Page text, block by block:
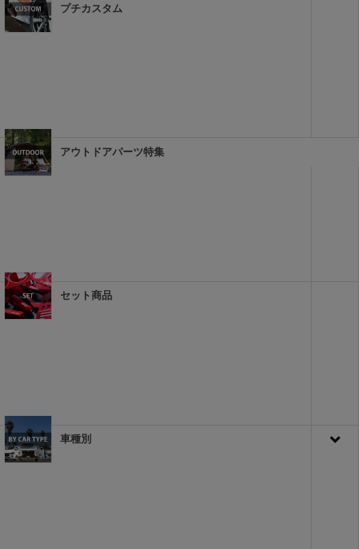
プチカスタム
アウトドアパーツ特集
セット商品
車種別